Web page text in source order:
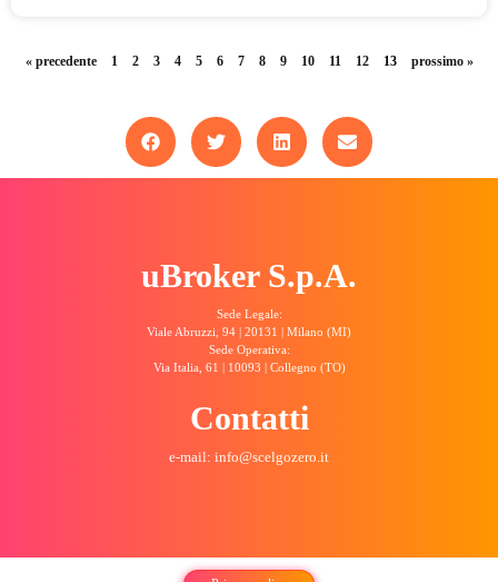
« precedente 1 2 3 4 5 6 7 8 9 10 11 12 13 prossimo »
uBroker S.p.A.
Sede Legale:
Viale Abruzzi, 94 | 20131 | Milano (MI)
Sede Operativa:
Via Italia, 61 | 10093 | Collegno (TO)
Contatti
e-mail: info@scelgozero.it